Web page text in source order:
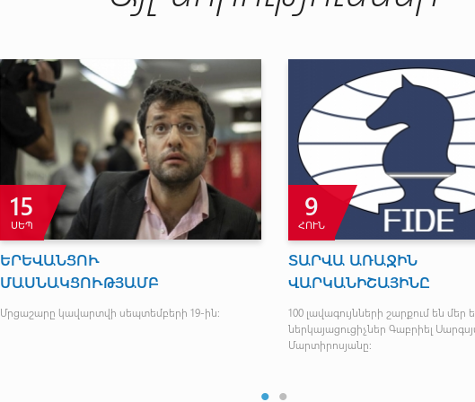
28
ՀՈԿ
Հայտնի են ազգային կոխ
ըմբշամարտի Հայաստանի
չեմպիոնները
22
ՀՈՒՆ
Մինսկ-2019. Արման
դուրս եկավ 1/8
Հայ բռնցքամարտիկը հաղթեց 5:0